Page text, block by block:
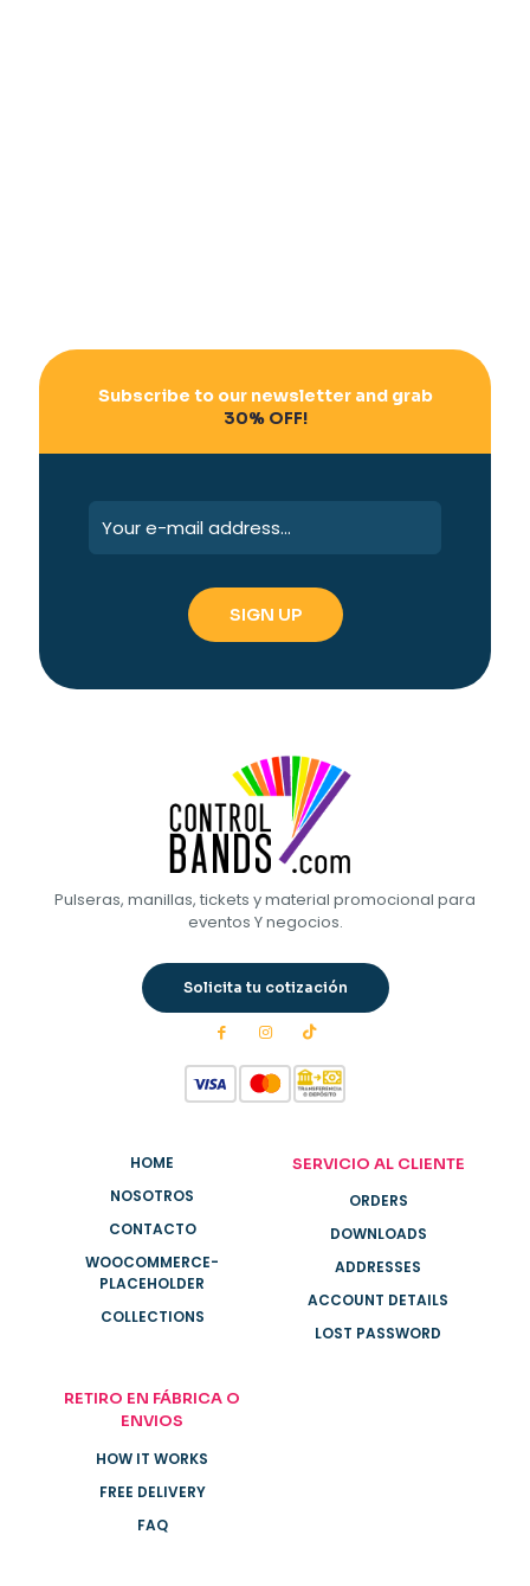
Subscribe to our newsletter and grab
30% OFF!
Pulseras, manillas, tickets y material promocional para
eventos Y negocios.
Solicita tu cotización
HOME
NOSOTROS
CONTACTO
WOOCOMMERCE-
PLACEHOLDER
COLLECTIONS
RETIRO EN FÁBRICA O
ENVIOS
HOW IT WORKS
FREE DELIVERY
FAQ
SERVICIO AL CLIENTE
ORDERS
DOWNLOADS
ADDRESSES
ACCOUNT DETAILS
LOST PASSWORD